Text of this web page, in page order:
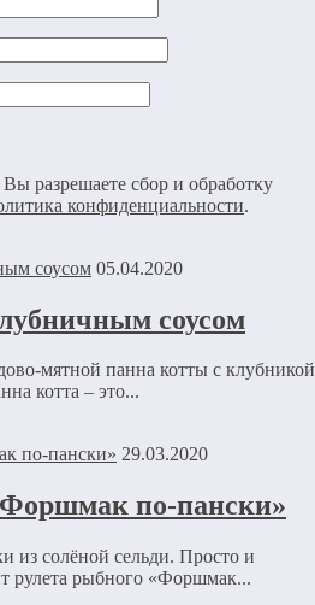
разрешаете сбор и обработку
конфиденциальности.
05.04.2020
соусом
мятной панна котты с клубникой
котта – это...
29.03.2020
по-пански»
из солёной сельди. Просто и
рулета рыбного «Форшмак...